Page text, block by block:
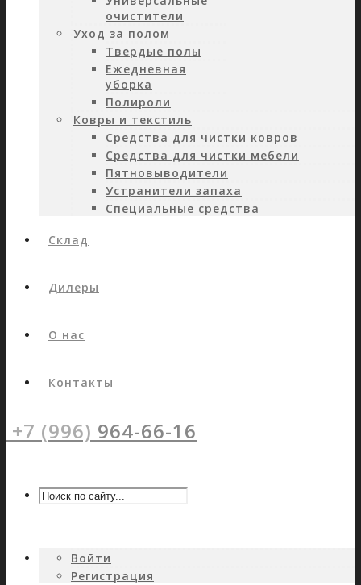
очистители
Уход за полом
Твердые полы
Ежедневная
уборка
Полироли
Ковры и текстиль
Средства для чистки ковров
Средства для чистки мебели
Пятновыводители
Устранители запаха
Специальные средства
Склад
Дилеры
О нас
Контакты
+7 (996) 964-66-16
Войти
Регистрация